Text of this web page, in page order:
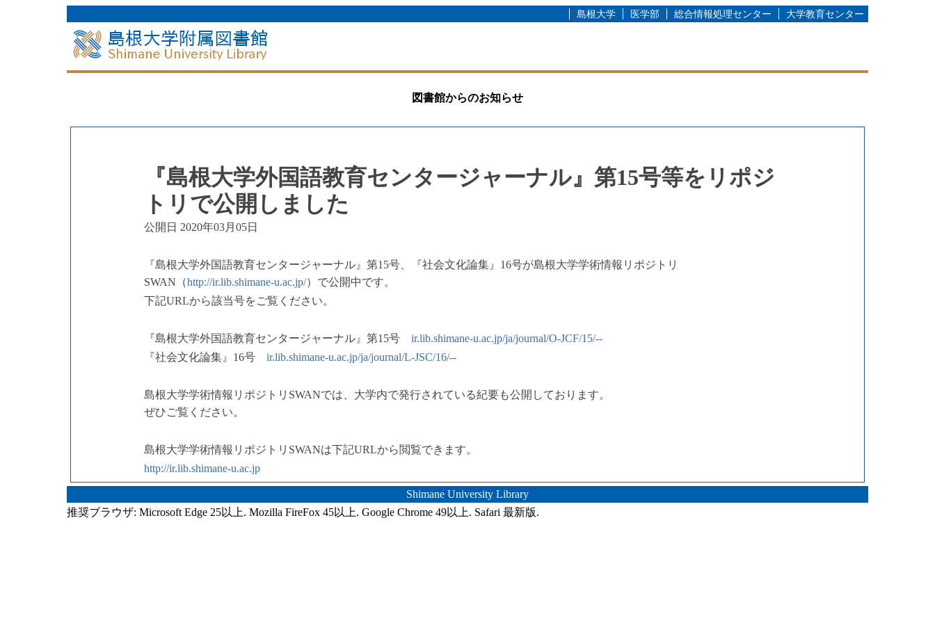
島根大学 医学部 総合情報処理センター 大学教育センター
図書館からのお知らせ
『島根大学外国語教育センタージャーナル』第15号等をリポジ
トリで公開しました
公開日 2020年03月05日
『島根大学外国語教育センタージャーナル』第15号、『社会文化論集』16号が島根大学学術情報リポジトリ
SWAN（http://ir.lib.shimane-u.ac.jp/）で公開中です。
下記URLから該当号をご覧ください。
『島根大学外国語教育センタージャーナル』第15号 ir.lib.shimane-u.ac.jp/ja/journal/O-JCF/15/--
『社会文化論集』16号 ir.lib.shimane-u.ac.jp/ja/journal/L-JSC/16/--
島根大学学術情報リポジトリSWANでは、大学内で発行されている紀要も公開しております。
ぜひご覧ください。
島根大学学術情報リポジトリSWANは下記URLから閲覧できます。
http://ir.lib.shimane-u.ac.jp
Shimane University Library
推奨ブラウザ: Microsoft Edge 25以上. Mozilla FireFox 45以上. Google Chrome 49以上. Safari 最新版.